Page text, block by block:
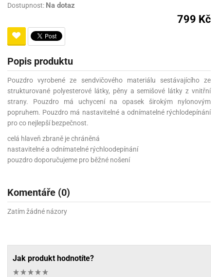
Dostupnost: Na dotaz
799 Kč
Popis produktu
Pouzdro vyrobené ze sendvičového materiálu sestávajícího ze
strukturované polyesterové látky, pěny a semišové látky z vnitřní
strany. Pouzdro má uchycení na opasek širokým nylonovým
popruhem. Pouzdro má nastavitelné a odnímatelné rýchlodepínání
pro co nejlepší bezpečnost.
celá hlaveň zbraně je chráněná
nastavitelné a odnímatelné rýchloodepínání
pouzdro doporučujeme pro běžné nošení
Komentáře (0)
Zatím žádné názory
Jak produkt hodnotíte?